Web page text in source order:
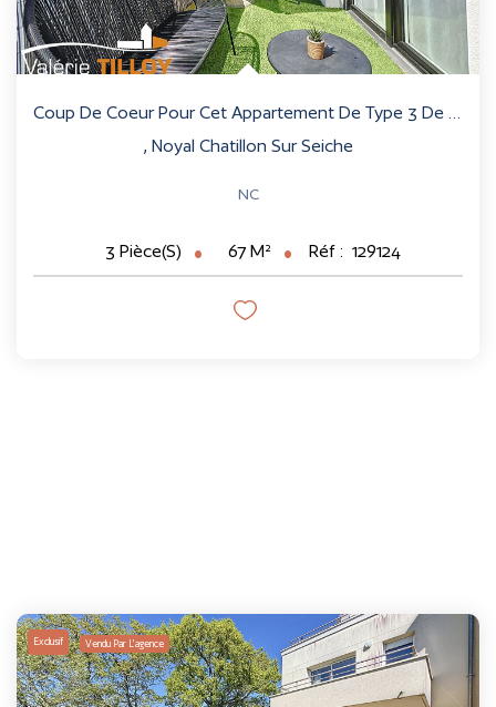
, Noyal Chatillon Sur Seiche
NC
3 Pièce(s) 67 M² Réf : 129124
Exclusif Vendu Par L'agence